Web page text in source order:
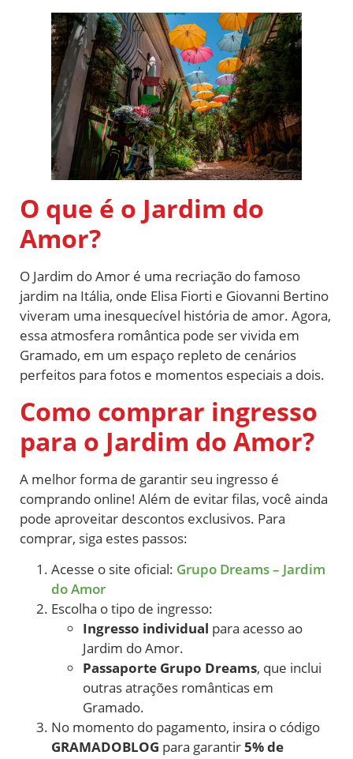
O que é o Jardim do
Amor?
O Jardim do Amor é uma recriação do famoso
jardim na Itália, onde Elisa Fiorti e Giovanni Bertino
viveram uma inesquecível história de amor. Agora,
essa atmosfera romântica pode ser vivida em
Gramado, em um espaço repleto de cenários
perfeitos para fotos e momentos especiais a dois.
Como comprar ingresso
para o Jardim do Amor?
A melhor forma de garantir seu ingresso é
comprando online! Além de evitar filas, você ainda
pode aproveitar descontos exclusivos. Para
comprar, siga estes passos:
Acesse o site oficial: Grupo Dreams – Jardim
do Amor
Escolha o tipo de ingresso:
Ingresso individual para acesso ao
Jardim do Amor.
Passaporte Grupo Dreams, que inclui
outras atrações românticas em
Gramado.
No momento do pagamento, insira o código
GRAMADOBLOG para garantir5% de